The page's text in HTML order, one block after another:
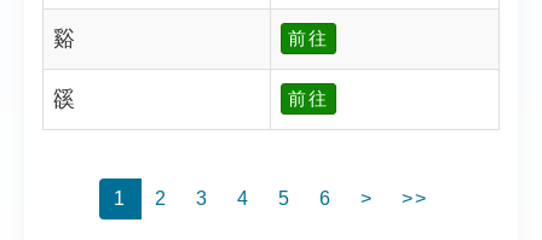
谿 前往
豀 前往
1 2 3 4 5 6 > >>